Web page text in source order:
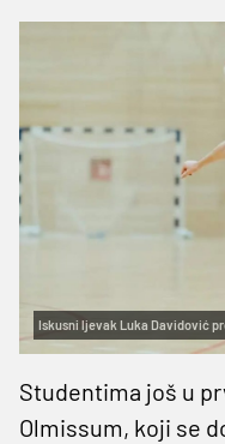
Iskusni ljevak Luka Davidović
Studentima još u
Olmissum, koji se